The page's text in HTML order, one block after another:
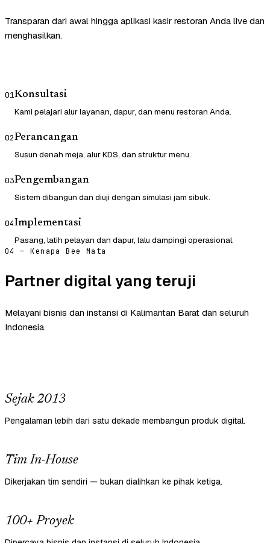
Transparan dari awal hingga aplikasi kasir restoran Anda live dan
menghasilkan.
01Konsultasi
Kami pelajari alur layanan, dapur, dan menu restoran Anda.
02Perancangan
Susun denah meja, alur KDS, dan struktur menu.
03Pengembangan
Sistem dibangun dan diuji dengan simulasi jam sibuk.
04Implementasi
Pasang, latih pelayan dan dapur, lalu dampingi operasional.
04 — Kenapa Bee Mata
Partner digital yang teruji
Melayani bisnis dan instansi di Kalimantan Barat dan seluruh
Indonesia.
Sejak 2013
Pengalaman lebih dari satu dekade membangun produk digital.
Tim In-House
Dikerjakan tim sendiri — bukan dialihkan ke pihak ketiga.
100+ Proyek